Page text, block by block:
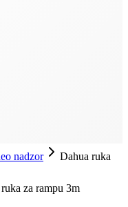
nadzor
Dahua ruka
za rampu 3m